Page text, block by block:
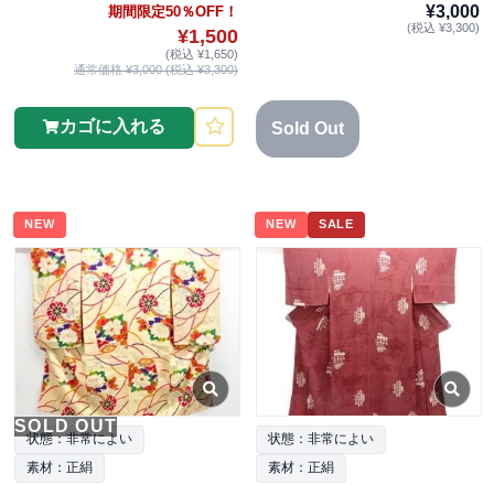
期間限定50％OFF！
¥1,500
(税込 ¥1,650)
通常価格 ¥3,000 (税込 ¥3,300)
カゴに入れる
¥3,000
(税込 ¥3,300)
Sold Out
NEW
SOLD OUT
状態：非常によい
素材：正絹
NEW SALE
状態：非常によい
素材：正絹